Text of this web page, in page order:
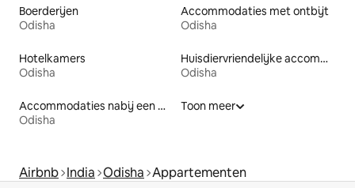
Boerderijen
Odisha
Accommodaties met ontbijt
Odisha
Hotelkamers
Odisha
Huisdiervriendelijke accommodaties
Odisha
Accommodaties nabij een meer
Odisha
Toon meer
Airbnb India Odisha Appartementen